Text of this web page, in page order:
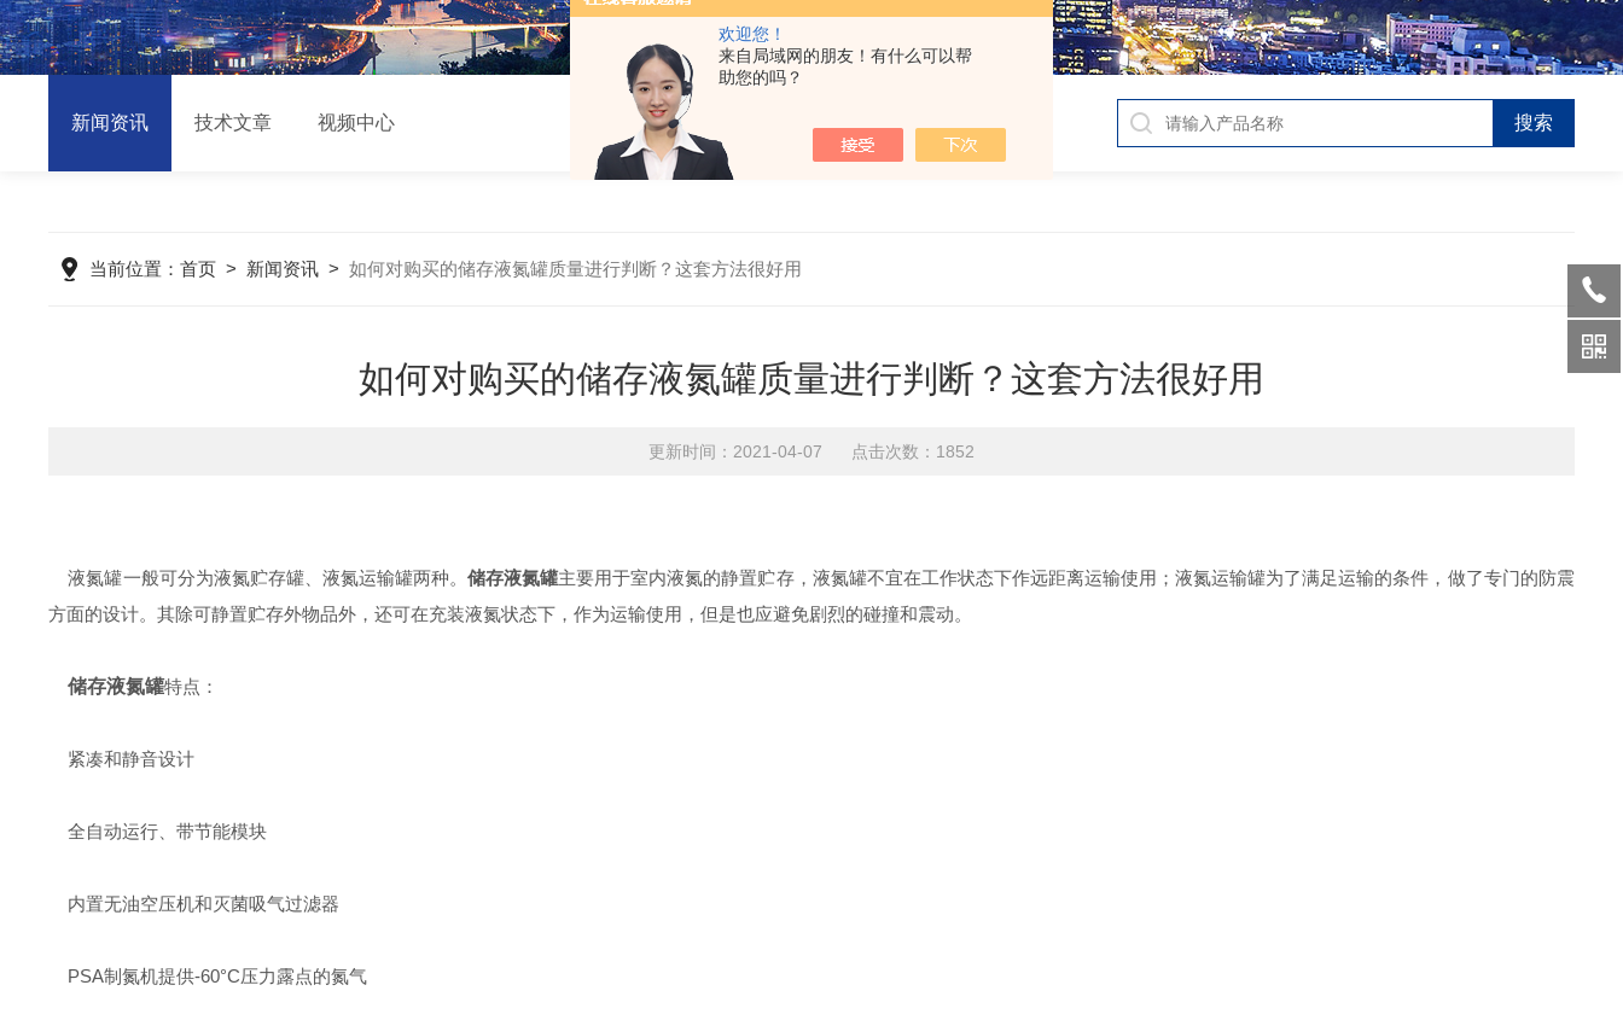
欢迎您！
来自局域网的朋友！有什么可以帮
助您的吗？
新闻资讯 技术文章 视频中心
当前位置：首页 > 新闻资讯 >如何对购买的储存液氮罐质量进行判断？这套方法很好用
如何对购买的储存液氮罐质量进行判断？这套方法很好用
更新时间：2021-04-07 点击次数：1852
液氮罐一般可分为液氮贮存罐、液氮运输罐两种。储存液氮罐主要用于室内液氮的静置贮存，液氮罐不宜在工作状态下作远距离运输使用；液氮运输罐为了满足运输的条件，做了专门的防震
方面的设计。其除可静置贮存外物品外，还可在充装液氮状态下，作为运输使用，但是也应避免剧烈的碰撞和震动。
储存液氮罐特点：
紧凑和静音设计
全自动运行、带节能模块
内置无油空压机和灭菌吸气过滤器
PSA制氮机提供-60°C压力露点的氮气